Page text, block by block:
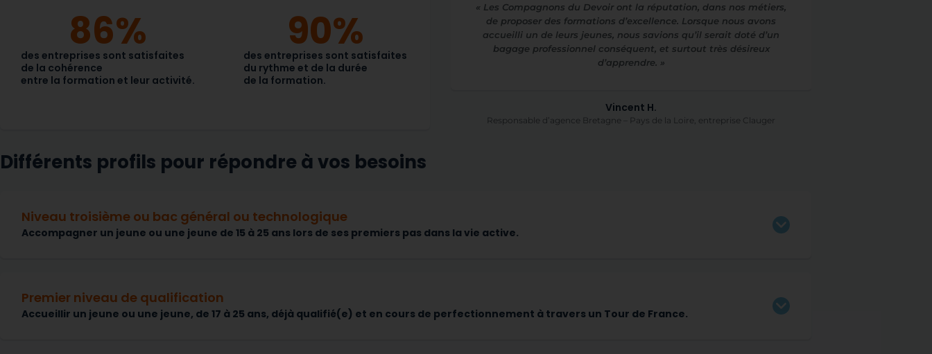
des entreprises sont satisfaites
de la cohérence
entre la formation et leur activité.
86%
des entreprises sont satisfaites
du rythme et de la durée
de la formation.
90%
« Les Compagnons du Devoir ont la réputation, dans nos métiers,
de proposer des formations d’excellence. Lorsque nous avons
accueilli un de leurs jeunes, nous savions qu’il serait doté d’un
bagage professionnel conséquent, et surtout très désireux
d’apprendre. »
Vincent H.
Responsable d’agence Bretagne – Pays de la Loire, entreprise Clauger
Différents profils pour répondre à vos besoins
Niveau troisième ou bac général ou technologique
Accompagner un jeune ou une jeune de 15 à 25 ans lors de ses premiers pas dans la vie active.
Premier niveau de qualification
Accueillir un jeune ou une jeune, de 17 à 25 ans, déjà qualifié(e) et en cours de perfectionnement à travers un Tour de France.